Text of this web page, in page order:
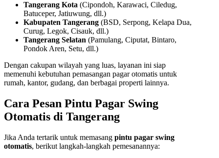
Tangerang Kota (Cipondoh, Karawaci, Ciledug,
Batuceper, Jatiuwung, dll.)
Kabupaten Tangerang (BSD, Serpong, Kelapa Dua,
Curug, Legok, Cisauk, dll.)
Tangerang Selatan (Pamulang, Ciputat, Bintaro,
Pondok Aren, Setu, dll.)
Dengan cakupan wilayah yang luas, layanan ini siap
memenuhi kebutuhan pemasangan pagar otomatis untuk
rumah, kantor, gudang, dan berbagai properti lainnya.
Cara Pesan Pintu Pagar Swing
Otomatis di Tangerang
Jika Anda tertarik untuk memasang pintu pagar swing
otomatis, berikut langkah-langkah pemesanannya: